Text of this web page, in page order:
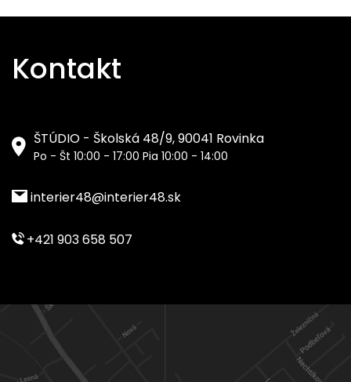
Kontakt
ŠTÚDIO - Školská 48/9, 90041 Rovinka
Po - Št 10:00 - 17:00 Pia 10:00 - 14:00
interier48@interier48.sk
+421 903 658 507